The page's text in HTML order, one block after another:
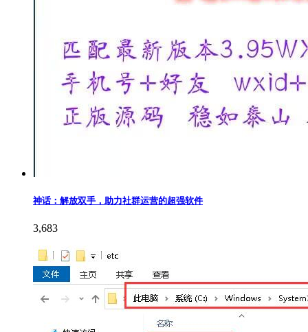
神话：解放双手，助力社群运营的超强软件
3,683